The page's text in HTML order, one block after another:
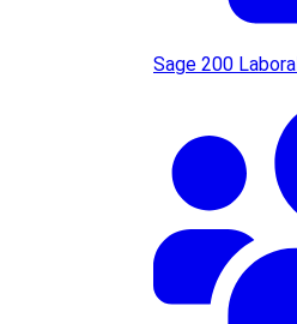
Sage 200 Laboral